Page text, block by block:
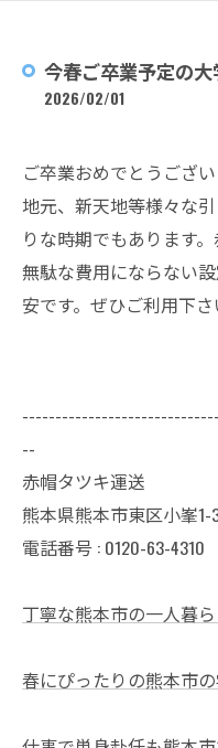
今春ご卒業予定の
2026/02/01
ご卒業おめでとうござい
地元、新天地等様々な
りな時期でもあります
無駄な費用にならない
安です。ぜひご利用下さ
--
赤帽タツキ運送
熊本県熊本市東区小峯1-
電話番号 : 0120-63-4310
丁寧な熊本市の一人暮
春にぴったりの熊本市